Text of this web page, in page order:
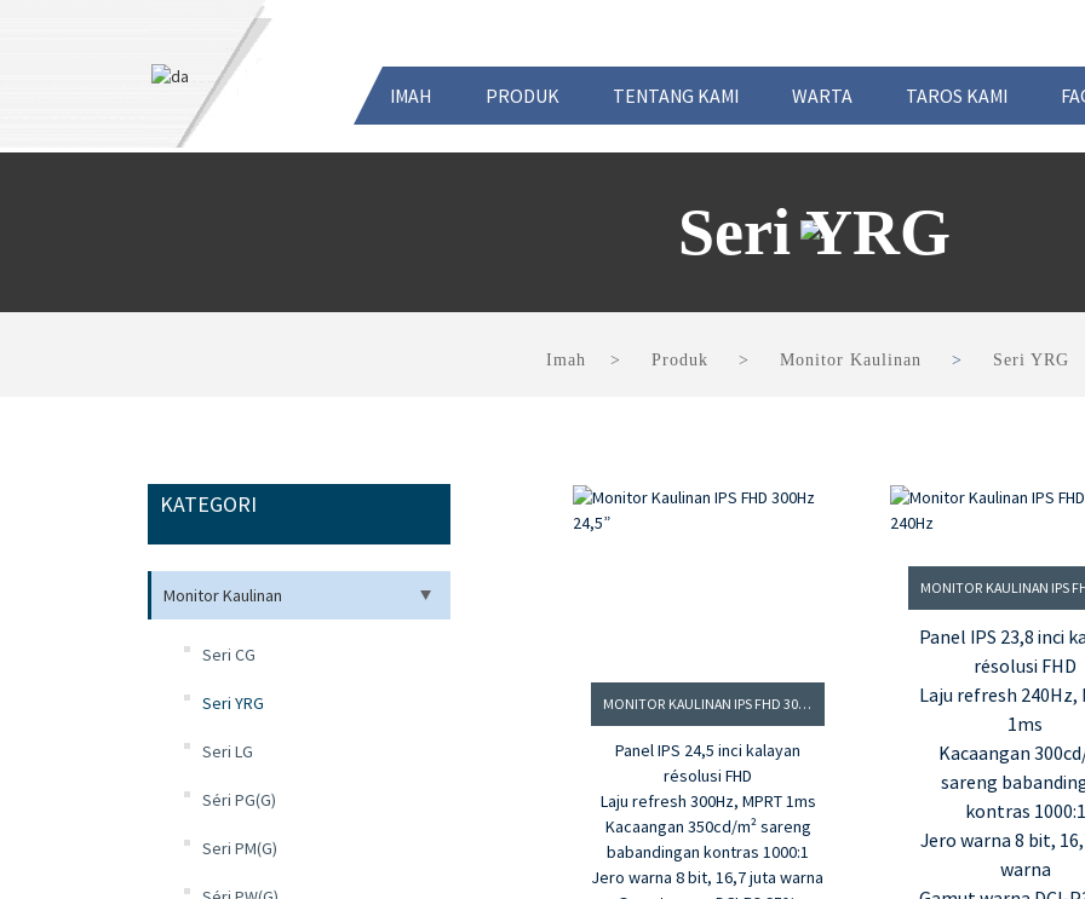
IMAH PRODUK TENTANG KAMI WARTA TAROS KAMI
Seri YRG
Imah Produk Monitor Kaulinan Seri YRG
KATEGORI
Monitor Kaulinan
Seri CG
Seri YRG
Seri LG
Séri PG(G)
Seri PM(G)
MONITOR KAULINAN IPS FHD 300HZ 24,5”
Panel IPS 24,5 inci kalayan
résolusi FHD
Laju refresh 300Hz, MPRT 1ms
Kacaangan 350cd/m² sareng
babandingan kontras 1000:1
Jero warna 8 bit, 16,7 juta warna
Panel IPS 23,8 inci
résolusi FHD
Laju refresh 240Hz,
1ms
Kacaangan
sareng
kontras 1000:1
Jero warna 8 bit,
warna